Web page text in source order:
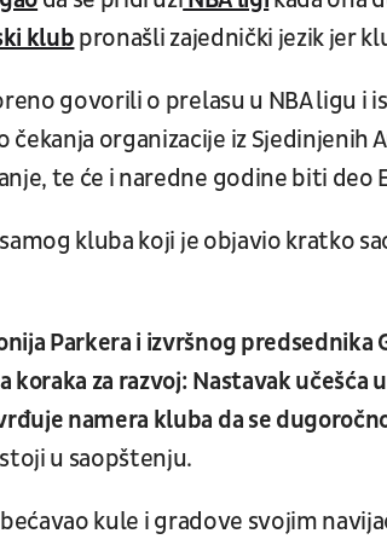
klub pronašli zajednički jezik jer
govorili o prelasu u NBA ligu i
organizacije iz Sjedinjenih
te će i naredne godine biti deo
kluba koji je objavio kratko
Parkera i izvršnog predsednika
za razvoj: Nastavak učešća
namera kluba da se
u saopštenju.
kule i gradove svojim